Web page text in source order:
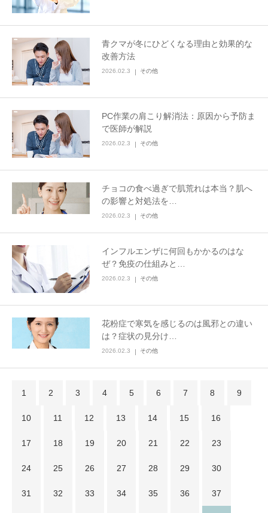
青クマが冬にひどくなる理由と効果的な
改善方法
2026.02.3 その他
PC作業の肩こり解消法：原因から予防ま
で医師が解説
2026.02.3 その他
チョコの食べ過ぎで肌荒れは本当？肌へ
の影響と対処法を…
2026.02.3 その他
インフルエンザに何回もかかるのはな
ぜ？免疫の仕組みと…
2026.02.3 その他
花粉症で寒気を感じるのは風邪との違い
は？症状の見分け…
2026.02.3 その他
1 2 3 4 5 6 7 8 9
10 11 12 13 14 15 16
17 18 19 20 21 22 23
24 25 26 27 28 29 30
31 32 33 34 35 36 37